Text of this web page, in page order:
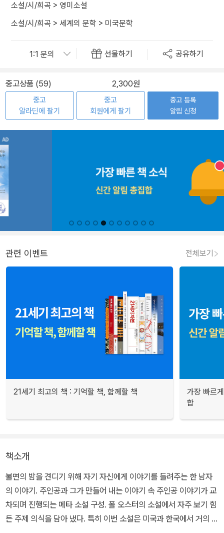
소설/시/희곡 > 영미소설
소설/시/희곡 > 세계의 문학 > 미국문학
선물하기 공유하기
중고상품 (59) 2,300원
중고
알라딘에 팔기
중고
회원에게 팔기
중고 등록
알림 신청
관련 이벤트 전체보기
21세기 최고의 책 : 기억할 책, 함께할 책
가장 빠르
합
책소개
불면의 밤을 견디기 위해 자기 자신에게 이야기를 들려주는 한 남자
의 이야기. 주인공과 그가 만들어 내는 이야기 속 주인공 이야기가 교
차되며 진행되는 메타 소설 구성. 폴 오스터의 소설에서 자주 보기 힘
든 주제 의식을 담아 냈다. 특히 이번 소설은 미국과 한국에서 거의 동